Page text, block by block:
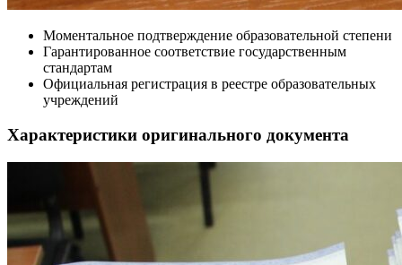
Моментальное подтверждение образовательной степени
Гарантированное соответствие государственным
стандартам
Официальная регистрация в реестре образовательных
учреждений
Характеристики оригинального документа